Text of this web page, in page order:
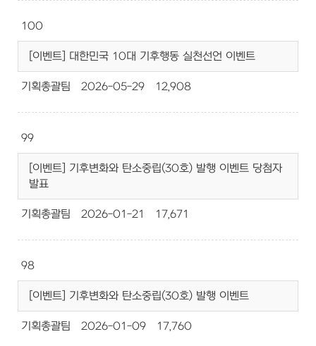
100
[이벤트] 대한민국 10대 기후행동 실천선언 이벤트
기획총괄팀 2026-05-29 12,908
99
[이벤트] 기후변화와 탄소중립(30호) 발행 이벤트 당첨자
발표
기획총괄팀 2026-01-21 17,671
98
[이벤트] 기후변화와 탄소중립(30호) 발행 이벤트
기획총괄팀 2026-01-09 17,760